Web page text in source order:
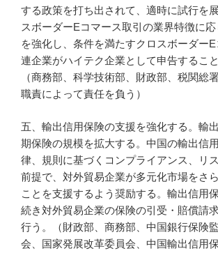
する政策を打ち出されて、適時に試行を
スボーダーEコマース取引の業界特徴に
を強化し、条件を満たすクロスボーダー
連企業がハイテク企業として申告するこ
（商務部、科学技術部、財政部、税関総
職責によって責任を負う）
五、輸出信用保険の支援を強化する。輸
期保険の規模を拡大する。中国の輸出信
律、規則に基づくコンプライアンス、リ
前提で、対外貿易企業が多元化市場をさ
ことを支援するよう奨励する。輸出信用
続き対外貿易企業の保険の引受・賠償請
行う。（財政部、商務部、中国銀行保険
会、国家発展改革委員会、中国輸出信用